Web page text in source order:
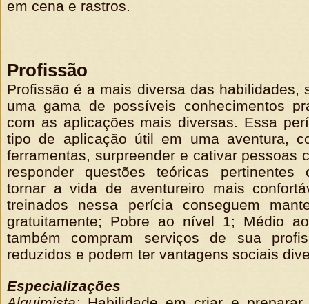
em cena e rastros.
Profissão
Profissão é a mais diversa das habilidades,
uma gama de possíveis conhecimentos
com as aplicações mais diversas. Essa
tipo de aplicação útil em uma aventura,
ferramentas, surpreender e cativar pessoas
responder questões teóricas pertinentes
tornar a vida de aventureiro mais
treinados nessa perícia conseguem
gratuitamente; Pobre ao nível 1; Médio
também compram serviços de sua
reduzidos e podem ter vantagens sociais
Especializações